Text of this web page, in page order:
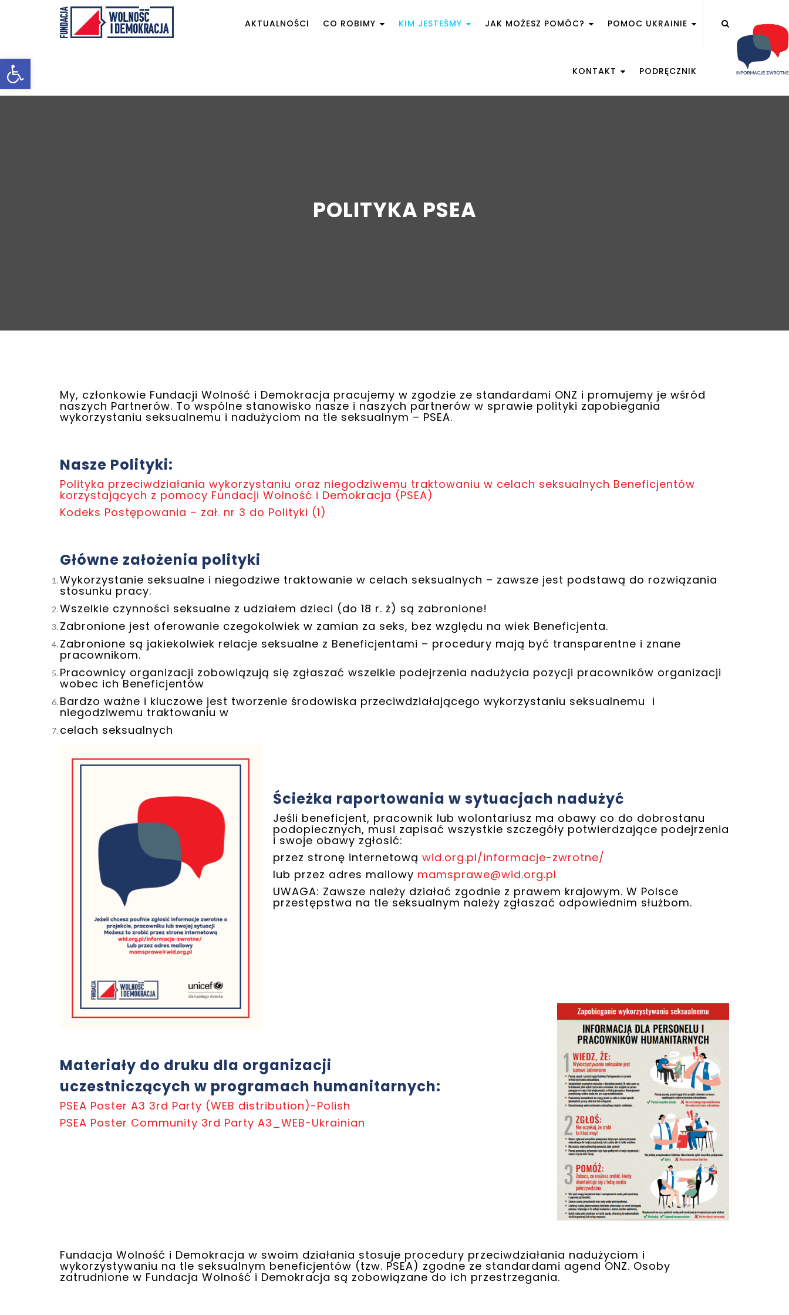
Otwórz pasek narzędzi
AKTUALNOŚCI CO ROBIMY KIM JESTEŚMY JAK MOŻESZ POMÓC? POMOC UKRAINIE
KONTAKT PODRĘCZNIK
POLITYKA PSEA
My, członkowie Fundacji Wolność i Demokracja pracujemy w zgodzie ze standardami ONZ i promujemy je wśród
naszych Partnerów. To wspólne stanowisko nasze i naszych partnerów w sprawie polityki zapobiegania
wykorzystaniu seksualnemu i nadużyciom na tle seksualnym – PSEA.
Nasze Polityki:
Polityka przeciwdziałania wykorzystaniu oraz niegodziwemu traktowaniu w celach seksualnych Beneficjentów
korzystających z pomocy Fundacji Wolność i Demokracja (PSEA)
Kodeks Postępowania – zał. nr 3 do Polityki (1)
Główne założenia polityki
Wykorzystanie seksualne i niegodziwe traktowanie w celach seksualnych – zawsze jest podstawą do rozwiązania
stosunku pracy.
Wszelkie czynności seksualne z udziałem dzieci (do 18 r. ż) są zabronione!
Zabronione jest oferowanie czegokolwiek w zamian za seks, bez względu na wiek Beneficjenta.
Zabronione są jakiekolwiek relacje seksualne z Beneficjentami – procedury mają być transparentne i znane
pracownikom.
Pracownicy organizacji zobowiązują się zgłaszać wszelkie podejrzenia nadużycia pozycji pracowników organizacji
wobec ich Beneficjentów
Bardzo ważne i kluczowe jest tworzenie środowiska przeciwdziałającego wykorzystaniu seksualnemu i
niegodziwemu traktowaniu w
celach seksualnych
Ścieżka raportowania w sytuacjach nadużyć
Jeśli beneficjent, pracownik lub wolontariusz ma obawy co do dobrostanu
podopiecznych, musi zapisać wszystkie szczegóły potwierdzające podejrzenia
i swoje obawy zgłosić:
przez stronę internetową wid.org.pl/informacje-zwrotne/
lub przez adres mailowy mamsprawe@wid.org.pl
UWAGA: Zawsze należy działać zgodnie z prawem krajowym. W Polsce
przestępstwa na tle seksualnym należy zgłaszać odpowiednim służbom.
Materiały do druku dla organizacji
uczestniczących w programach humanitarnych:
PSEA Poster A3 3rd Party (WEB distribution)-Polish
PSEA Poster Community 3rd Party A3_WEB-Ukrainian
Fundacja Wolność i Demokracja w swoim działania stosuje procedury przeciwdziałania nadużyciom i
wykorzystywaniu na tle seksualnym beneficjentów (tzw. PSEA) zgodne ze standardami agend ONZ. Osoby
zatrudnione w Fundacja Wolność i Demokracja są zobowiązane do ich przestrzegania.